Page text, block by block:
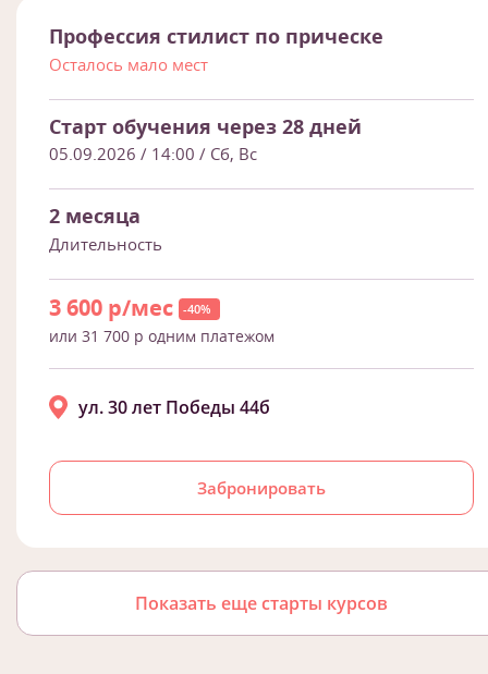
Профессия стилист по прическе
Осталось мало мест
Старт обучения через 28 дней
05.09.2026 / 14:00 / Сб, Вс
2 месяца
Длительность
3 600 р/мес -40%
или 31 700 р одним платежом
Забронировать
ул. 30 лет Победы 44б
Показать еще старты курсов